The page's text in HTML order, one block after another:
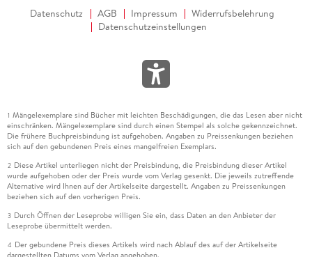
Datenschutz AGB Impressum
Widerrufsbelehrung
Datenschutzeinstellungen
1 Mängelexemplare sind Bücher mit leichten Beschädigungen, die das Lesen aber nicht
einschränken. Mängelexemplare sind durch einen Stempel als solche gekennzeichnet.
Die frühere Buchpreisbindung ist aufgehoben. Angaben zu Preissenkungen beziehen
sich auf den gebundenen Preis eines mangelfreien Exemplars.
2 Diese Artikel unterliegen nicht der Preisbindung, die Preisbindung dieser Artikel
wurde aufgehoben oder der Preis wurde vom Verlag gesenkt. Die jeweils zutreffende
Alternative wird Ihnen auf der Artikelseite dargestellt. Angaben zu Preissenkungen
beziehen sich auf den vorherigen Preis.
3 Durch Öffnen der Leseprobe willigen Sie ein, dass Daten an den Anbieter der
Leseprobe übermittelt werden.
4 Der gebundene Preis dieses Artikels wird nach Ablauf des auf der Artikelseite